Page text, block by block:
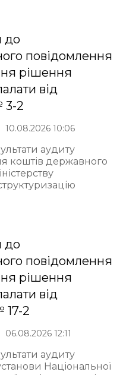
до
повідомлення
рішення
від
3-2
10.08.2026 10:06
аудиту
коштів державного
до
повідомлення
рішення
від
17-2
06.08.2026 12:11
аудиту
Національної